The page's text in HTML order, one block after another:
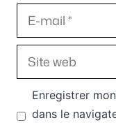
E-
mail
Site
web
Enregistrer
dans le